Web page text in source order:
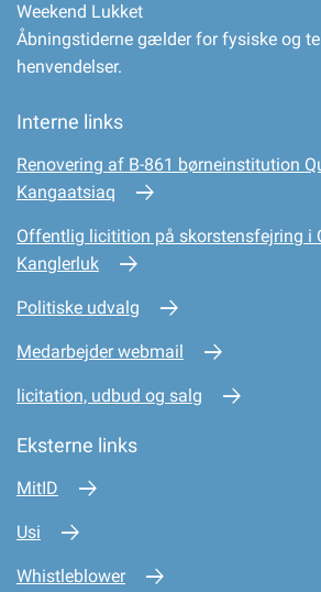
Weekend Lukket
Åbningstiderne gælder for fysiske og
henvendelser.
Interne links
Renovering af B-861 børneinstitution
Kangaatsiaq
Offentlig licitition på skorstensfejring i
Kanglerluk
Politiske udvalg
Medarbejder webmail
licitation, udbud og salg
Eksterne links
MitID
Usi
Whistleblower